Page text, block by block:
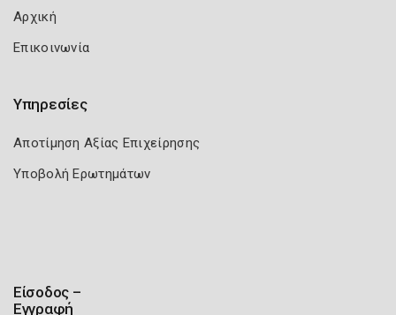
Αρχική
Επικοινωνία
Υπηρεσίες
Αποτίμηση Αξίας Επιχείρησης
Υποβολή Ερωτημάτων
Είσοδος –
Εγγραφή